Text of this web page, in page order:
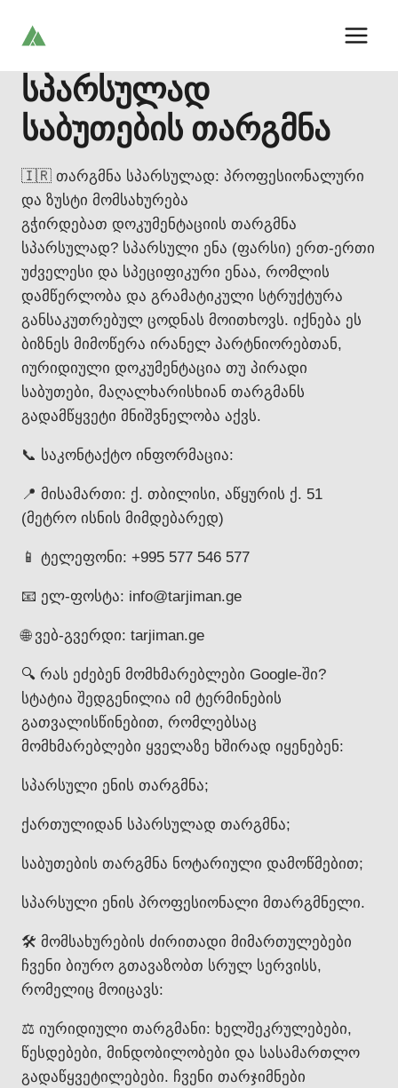
სპარსულად
საბუთების თარგმნა
🇮🇷 თარგმნა სპარსულად: პროფესიონალური
და ზუსტი მომსახურება
გჭირდებათ დოკუმენტაციის თარგმნა
სპარსულად? სპარსული ენა (ფარსი) ერთ-ერთი
უძველესი და სპეციფიკური ენაა, რომლის
დამწერლობა და გრამატიკული სტრუქტურა
განსაკუთრებულ ცოდნას მოითხოვს. იქნება ეს
ბიზნეს მიმოწერა ირანელ პარტნიორებთან,
იურიდიული დოკუმენტაცია თუ პირადი
საბუთები, მაღალხარისხიან თარგმანს
გადამწყვეტი მნიშვნელობა აქვს.
📞 საკონტაქტო ინფორმაცია:
📍 მისამართი: ქ. თბილისი, აწყურის ქ. 51
(მეტრო ისნის მიმდებარედ)
📱 ტელეფონი: +995 577 546 577
📧 ელ-ფოსტა: info@tarjiman.ge
🌐 ვებ-გვერდი: tarjiman.ge
🔍 რას ეძებენ მომხმარებლები Google-ში?
სტატია შედგენილია იმ ტერმინების
გათვალისწინებით, რომლებსაც
მომხმარებლები ყველაზე ხშირად იყენებენ:
სპარსული ენის თარგმნა;
ქართულიდან სპარსულად თარგმნა;
საბუთების თარგმნა ნოტარიული დამოწმებით;
სპარსული ენის პროფესიონალი მთარგმნელი.
🛠️ მომსახურების ძირითადი მიმართულებები
ჩვენი ბიურო გთავაზობთ სრულ სერვისს,
რომელიც მოიცავს:
⚖️ იურიდიული თარგმანი: ხელშეკრულებები,
წესდებები, მინდობილობები და სასამართლო
გადაწყვეტილებები. ჩვენი თარჯიმნები